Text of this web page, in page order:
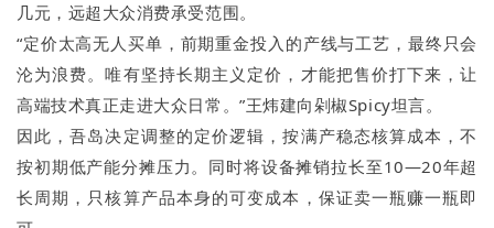
几元，远超大众消费承受范围。
“定价太高无人买单，前期重金投入的产线与工艺，最终只会
沦为浪费。唯有坚持长期主义定价，才能把售价打下来，让
高端技术真正走进大众日常。”王炜建向剁椒Spicy坦言。
因此，吾岛决定调整的定价逻辑，按满产稳态核算成本，不
按初期低产能分摊压力。同时将设备摊销拉长至10—20年超
长周期，只核算产品本身的可变成本，保证卖一瓶赚一瓶即